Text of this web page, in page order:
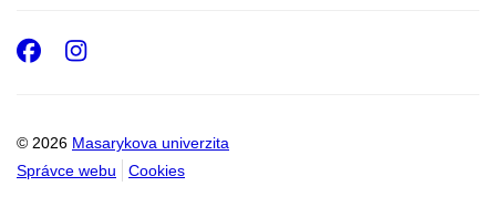
© 2026 Masarykova univerzita
Správce webu
Cookies
Facebook
Instagram